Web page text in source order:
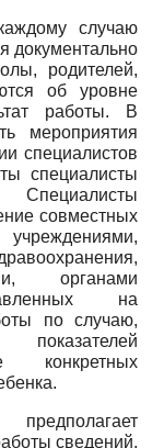
случаю
документально
родителей,
об уровне
работы. В
мероприятия
специалистов
специалисты
совместных
учреждениями,
органами
на
по случаю,
конкретных
предполагает
сведений.